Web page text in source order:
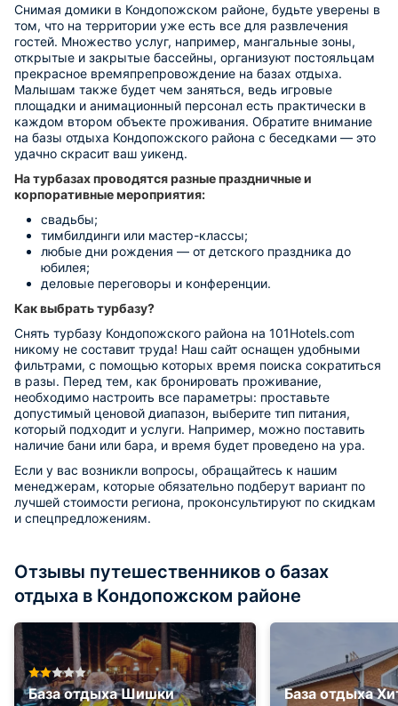
Снимая домики в Кондопожском районе, будьте уверены в
том, что на территории уже есть все для развлечения
гостей. Множество услуг, например, мангальные зоны,
открытые и закрытые бассейны, организуют постояльцам
прекрасное времяпрепровождение на базах отдыха.
Малышам также будет чем заняться, ведь игровые
площадки и анимационный персонал есть практически в
каждом втором объекте проживания. Обратите внимание
на базы отдыха Кондопожского района с беседками — это
удачно скрасит ваш уикенд.
На турбазах проводятся разные праздничные и
корпоративные мероприятия:
свадьбы;
тимбилдинги или мастер-классы;
любые дни рождения — от детского праздника до
юбилея;
деловые переговоры и конференции.
Как выбрать турбазу?
Снять турбазу Кондопожского района на 101Hotels.com
никому не составит труда! Наш сайт оснащен удобными
фильтрами, с помощью которых время поиска сократиться
в разы. Перед тем, как бронировать проживание,
необходимо настроить все параметры: проставьте
допустимый ценовой диапазон, выберите тип питания,
который подходит и услуги. Например, можно поставить
наличие бани или бара, и время будет проведено на ура.
Если у вас возникли вопросы, обращайтесь к нашим
менеджерам, которые обязательно подберут вариант по
лучшей стоимости региона, проконсультируют по скидкам
и спецпредложениям.
Отзывы путешественников о базах
отдыха в Кондопожском районе
База отдыха Шишки База отдыха